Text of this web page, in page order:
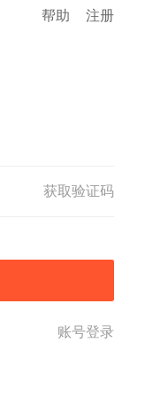
帮助 注册
获取验证码
账号登录